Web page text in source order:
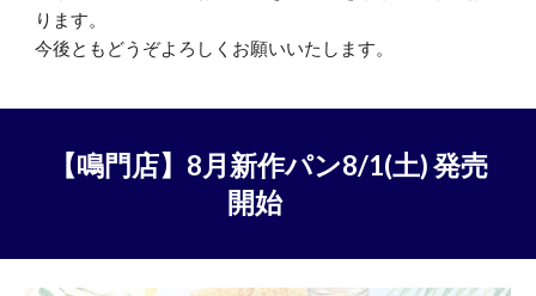
ります。
今後ともどうぞよろしくお願いいたします。
【鳴門店】 8月新作パン8/1(土)発売
開始